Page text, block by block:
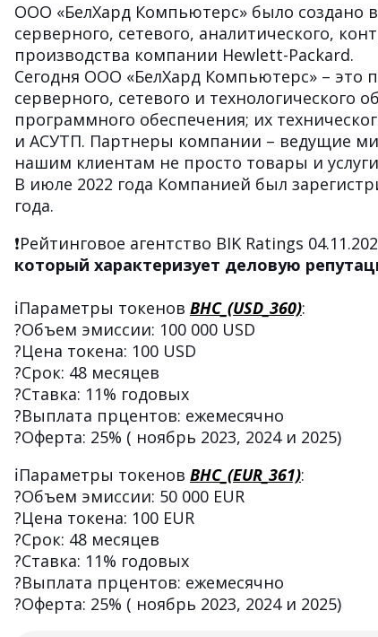
ООО «БелХард Компьютерс» было создано
серверного, сетевого, аналитического,
производства компании Hewlett-Packard.
Сегодня ООО «БелХард Компьютерс» – это
серверного, сетевого и
программного обеспечения; их
и АСУТП. Партнеры компании – ведущие
нашим клиентам не просто товары и
В июле 2022 года Компанией был
года.
❗️Рейтинговое агентство BIK Ratings
который характеризует деловую
ℹ️Параметры токенов BHC_(USD _360):
?Объем эмиссии: 100 000 USD
?Цена токена: 100 USD
?Срок: 48 месяцев
?Ставка: 11% годовых
?Выплата прцентов: ежемесячно
?Оферта: 25% ( ноябрь 2023, 2024 и 2025)
ℹ️Параметры токенов BHC_(EUR _361):
?Объем эмиссии: 50 000 EUR
?Цена токена: 100 EUR
?Срок: 48 месяцев
?Ставка: 11% годовых
?Выплата прцентов: ежемесячно
?Оферта: 25% ( ноябрь 2023, 2024 и 2025)